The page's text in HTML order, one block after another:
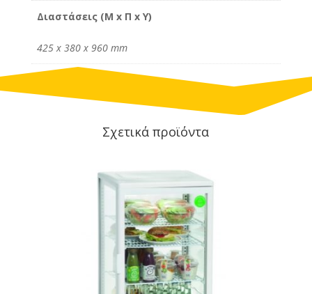
Διαστάσεις (M x Π x Υ)
425 x 380 x 960 mm
Σχετικά προϊόντα